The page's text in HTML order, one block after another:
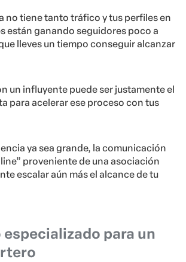
no tiene tanto tráfico y tus perfiles en
están ganando seguidores poco a
lleves un tiempo conseguir alcanzar
un influyente puede ser justamente el
para acelerar ese proceso con tus
ya sea grande, la comunicación
proveniente de una asociación
escalar aún más el alcance de tu
para un